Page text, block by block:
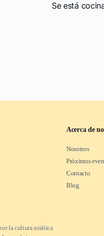
Se está
la cultura asiática
Acerca de
Nosotros
Próximos
Contacto
Blog